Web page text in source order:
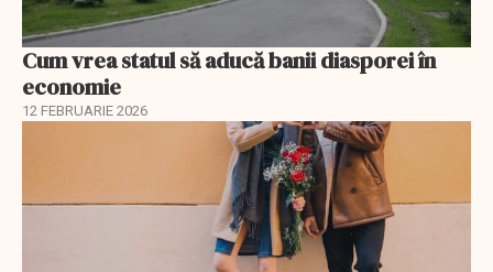
Cum vrea statul să aducă banii diasporei în
economie
12 FEBRUARIE 2026